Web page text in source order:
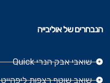
הנבחרים של אוליבייה
שואבי אבק הנרי Quick
שואב שוטף רצפות ליפהייט